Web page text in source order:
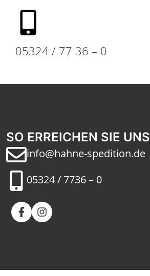
05324 / 77 36 – 0
SO ERREICHEN SIE UNS
info@hahne-spedition.de
05324 / 7736 – 0